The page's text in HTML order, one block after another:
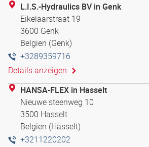
L.I.S.-Hydraulics BV in Genk
Eikelaarstraat 19
3600 Genk
Belgien (Genk)
+3289359716
Details anzeigen
HANSA-FLEX in Hasselt
Nieuwe steenweg 10
3500 Hasselt
Belgien (Hasselt)
+3211220202